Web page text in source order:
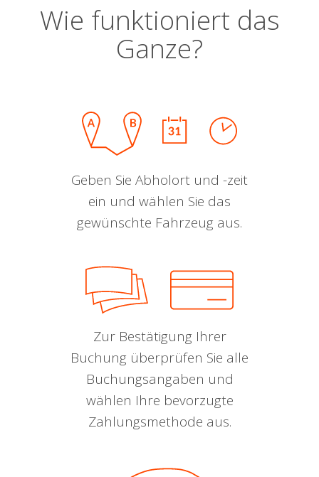
Wie funktioniert das
Ganze?
Geben Sie Abholort und -zeit
ein und wählen Sie das
gewünschte Fahrzeug aus.
Zur Bestätigung Ihrer
Buchung überprüfen Sie alle
Buchungsangaben und
wählen Ihre bevorzugte
Zahlungsmethode aus.